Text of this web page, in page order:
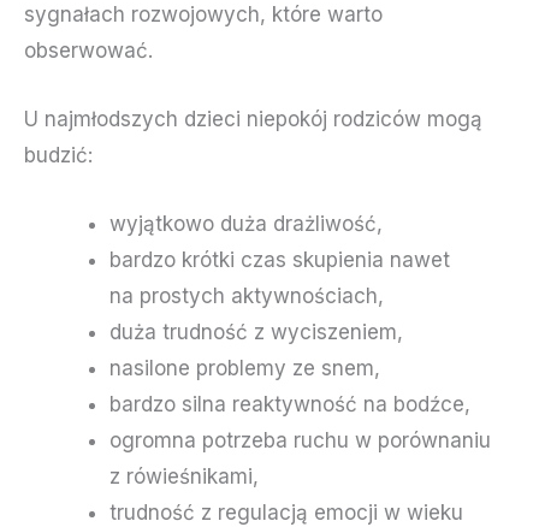
sygnałach rozwojowych, które warto
obserwować.
U najmłodszych dzieci niepokój rodziców mogą
budzić:
wyjątkowo duża drażliwość,
bardzo krótki czas skupienia nawet
na prostych aktywnościach,
duża trudność z wyciszeniem,
nasilone problemy ze snem,
bardzo silna reaktywność na bodźce,
ogromna potrzeba ruchu w porównaniu
z rówieśnikami,
trudność z regulacją emocji w wieku